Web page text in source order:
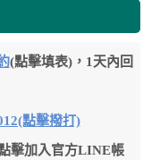
(點擊填表)，1天內回
點擊撥打)
擊加入官方LINE帳